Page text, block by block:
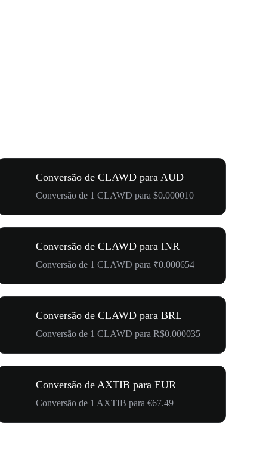
Conversão de CLAWD para AUD
Conversão de 1 CLAWD para $0.000010
Conversão de CLAWD para INR
Conversão de 1 CLAWD para ₹0.000654
Conversão de CLAWD para BRL
Conversão de 1 CLAWD para R$0.000035
Conversão de AXTIB para EUR
Conversão de 1 AXTIB para €67.49